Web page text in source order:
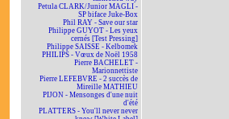
Petula CLARK/Junior MAGLI -
SP biface Juke-Box
Phil RAY - Save our star
Philippe GUYOT - Les yeux
cernés [Test Pressing]
Philippe SAISSE - Kelbomek
PHILIPS - Vœux de Noël 1958
Pierre BACHELET -
Marionnettiste
Pierre LEFEBVRE - 2 succès de
Mireille MATHIEU
PIJON - Mensonges d'une nuit
d'été
PLATTERS - You'll never never